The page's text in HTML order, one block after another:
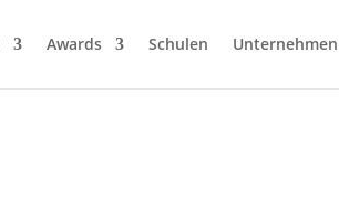
Awards Schulen Unternehmen